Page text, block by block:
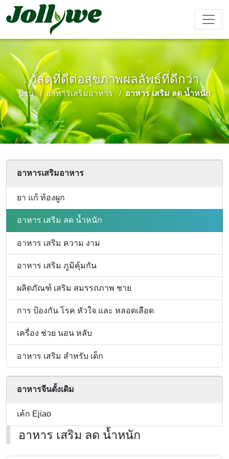
ยา แก้ ท้อง
ผูก
อาหาร
เสริม ลด
น้ำหนัก
งาม
อาหาร
ภูมิคุ้มกัน
ผลิตภัณฑ์
เสริม
สมรรถภาพ
ชาย
การ ป้องกัน
โรค หัวใจ
และ หลอด
นอน หลับ
เสริม
ยา เม็ด แคปซูล ผง ชง เครื่อง ดื่ม
เครื่อง ดื่ม ถุง ชา เยล ลี่
วัสดุที่ดีต่อสุขภาพผลลัพธ์ที่ดีกว่า
บ้าน อาหารเสริมอาหาร อาหาร เสริม ลด น้ำหนัก
อาหารเสริมอาหาร
ยา แก้ ท้องผูก
อาหาร เสริม ลด น้ำหนัก
อาหาร เสริม ความ งาม
อาหาร เสริม ภูมิคุ้มกัน
ผลิตภัณฑ์ เสริม สมรรถภาพ ชาย
การ ป้องกัน โรค หัวใจ และ หลอดเลือด
เครื่อง ช่วย นอน หลับ
อาหาร เสริม สำหรับ เด็ก
อาหารจีนดั้งเดิม
เค้ก Ejiao
อาหาร เสริม ลด น้ำหนัก